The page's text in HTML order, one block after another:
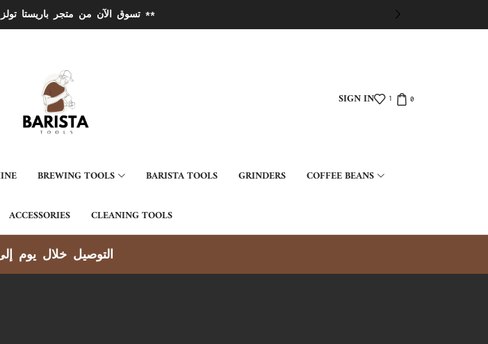
** تسوق الآن من متجر باريستا تولز لادوات القهوة المختصة **
SIGN IN 1 0
BREWING TOOLS BARISTA TOOLS GRINDERS COFFEE BEANS
ACCESSORIES CLEANING TOOLS
التوصيل خلال يوم